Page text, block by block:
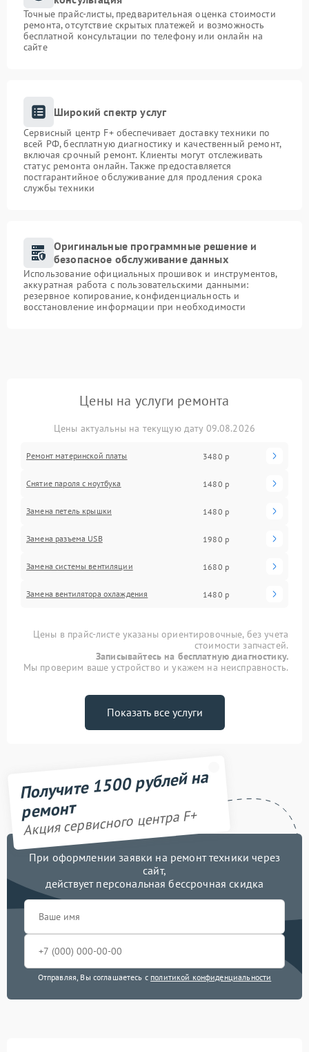
Точные прайс-листы, предварительная оценка стоимости
ремонта, отсутствие скрытых платежей и возможность
бесплатной консультации по телефону или онлайн на
сайте
Широкий спектр услуг
Сервисный центр F+ обеспечивает доставку техники по
всей РФ, бесплатную диагностику и качественный ремонт,
включая срочный ремонт. Клиенты могут отслеживать
статус ремонта онлайн. Также предоставляется
постгарантийное обслуживание для продления срока
службы техники
Оригинальные программные решение и
безопасное обслуживание данных
Использование официальных прошивок и инструментов,
аккуратная работа с пользовательскими данными:
резервное копирование, конфиденциальность и
восстановление информации при необходимости
Цены на услуги ремонта
Цены актуальны на текущую дату 09.08.2026
Ремонт материнской платы 3480 р
Снятие пароля с ноутбука 1480 р
Замена петель крышки 1480 р
Замена разъема USB 1980 р
Замена системы вентиляции 1680 р
Замена вентилятора охлаждения 1480 р
Цены в прайс-листе указаны ориентировочные, без учета
стоимости запчастей.
Записывайтесь на бесплатную диагностику.
Мы проверим ваше устройство и укажем на неисправность.
Показать все услуги
Получите 1500 рублей на
ремонт
Акция сервисного центра F+
При оформлении заявки на ремонт техники через
сайт,
действует персональная бессрочная скидка
Отправляя, Вы соглашаетесь с политикой конфиденциальности